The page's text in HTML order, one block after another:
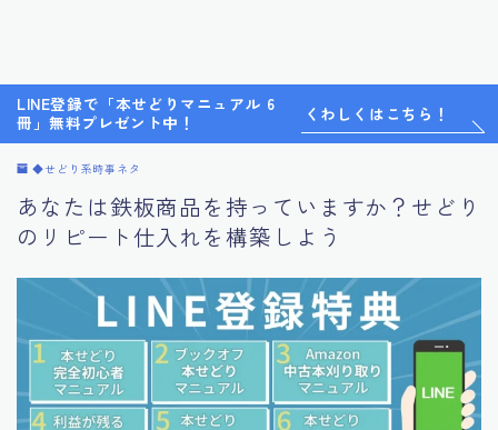
LINE登録で「本せどりマニュアル 6
冊」無料プレゼント中！
くわしくはこちら！
◆せどり系時事ネタ
あなたは鉄板商品を持っていますか？せどり
のリピート仕入れを構築しよう